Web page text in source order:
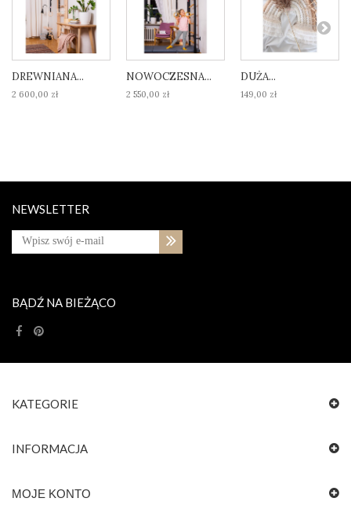
DREWNIANA...
2 600,00 zł
NOWOCZESNA...
2 550,00 zł
DUŻA...
149,00 zł
NEWSLETTER
BĄDŹ NA BIEŻĄCO
KATEGORIE
INFORMACJA
MOJE KONTO